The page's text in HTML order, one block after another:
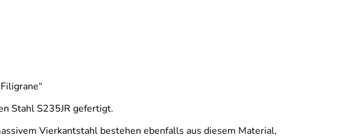
Stahl S235JR gefertigt.
Vierkantstahl bestehen ebenfalls aus diesem Material,